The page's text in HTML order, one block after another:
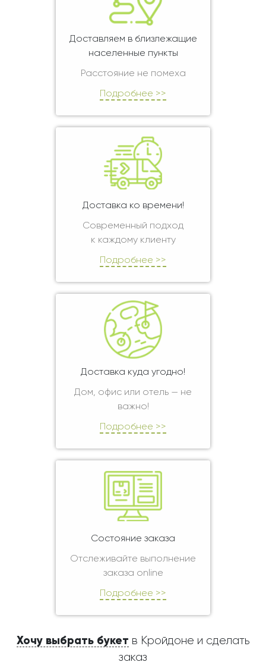
Доставляем в близлежащие
населенные пункты
Расстояние не помеха
Подробнее >>
Доставка ко времени!
Современный подход
к каждому клиенту
Подробнее >>
Доставка куда угодно!
Дом, офис или отель — не
важно!
Подробнее >>
Состояние заказа
Отслеживайте выполнение
заказа online
Подробнее >>
Хочу выбрать букет в Кройдоне и сделать
заказ